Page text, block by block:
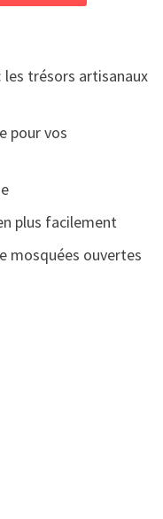
les trésors artisanaux
pour vos
plus facilement
mosquées ouvertes